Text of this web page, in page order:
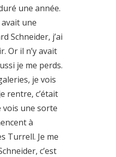
une année.
avait une
Schneider, j’ai
Or il n’y avait
je me perds.
je vois
rentre, c’était
vois une sorte
à
Turrell. Je me
c’est